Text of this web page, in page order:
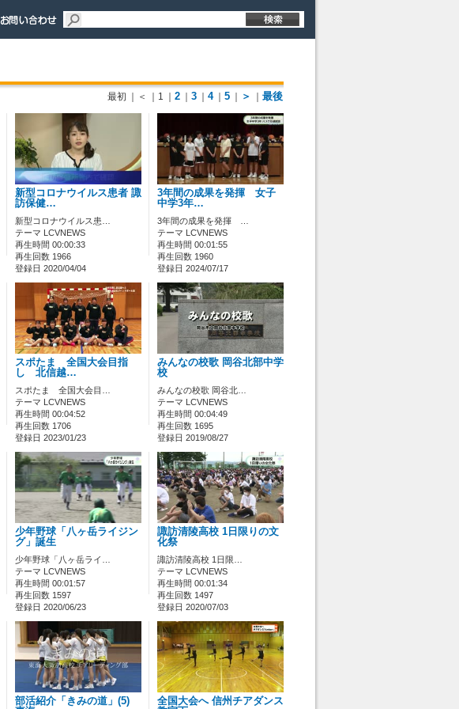
最初 ｜＜ ｜1 2 3 4 5 ＞ 最後
新型コロナウイルス患者 諏
訪保健…
新型コロナウイルス患…
テーマ LCVNEWS
再生時間 00:00:33
再生回数 1966
登録日 2020/04/04
3年間の成果を発揮 女子
中学3年…
3年間の成果を発揮 …
テーマ LCVNEWS
再生時間 00:01:55
再生回数 1960
登録日 2024/07/17
スポたま 全国大会目指
し 北信越…
スポたま 全国大会目…
テーマ LCVNEWS
再生時間 00:04:52
再生回数 1706
登録日 2023/01/23
みんなの校歌 岡谷北部中学
校
みんなの校歌 岡谷北…
テーマ LCVNEWS
再生時間 00:04:49
再生回数 1695
登録日 2019/08/27
少年野球「八ヶ岳ライジン
グ」誕生
少年野球「八ヶ岳ライ…
テーマ LCVNEWS
再生時間 00:01:57
再生回数 1597
登録日 2020/06/23
諏訪清陵高校 1日限りの文
化祭
諏訪清陵高校 1日限…
テーマ LCVNEWS
再生時間 00:01:34
再生回数 1497
登録日 2020/07/03
部活紹介「きみの道」(5)
全国大会へ 信州チアダンス